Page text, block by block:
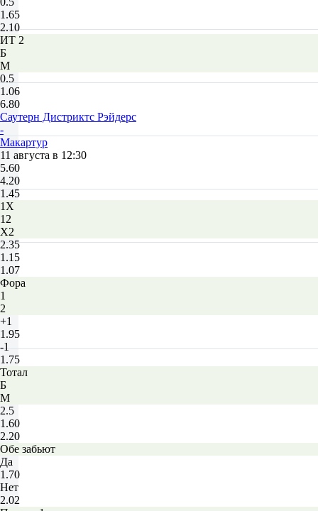
1.65
2.10
ИТ 2
Б
М
0.5
1.06
6.80
Саутерн Дистриктс Рэйдерс
-
Макартур
11 августа в 12:30
5.60
4.20
1.45
1X
12
X2
2.35
1.15
1.07
Фора
1
2
+1
1.95
-1
1.75
Тотал
Б
М
2.5
1.60
2.20
Обе забьют
Да
1.70
Нет
2.02